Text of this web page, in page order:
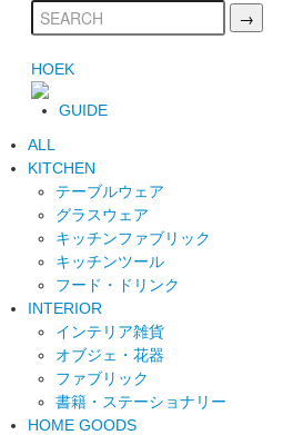
HOEK
GUIDE
ALL
KITCHEN
テーブルウェア
グラスウェア
キッチンファブリック
キッチンツール
フード・ドリンク
INTERIOR
インテリア雑貨
オブジェ・花器
ファブリック
書籍・ステーショナリー
HOME GOODS